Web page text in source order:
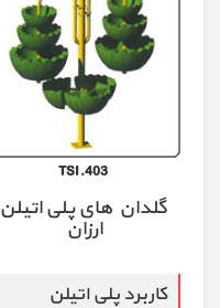
TSI.403
گلدان های پلی اتیلن
ارزان
کاربرد پلی اتیلن